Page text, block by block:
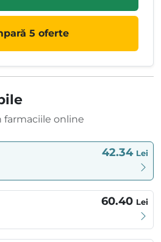
5 oferte
farmaciile online
42.34 Lei
60.40 Lei